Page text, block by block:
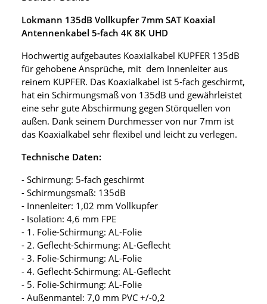
Lokmann 135dB Vollkupfer 7mm SAT Koaxial
Antennenkabel 5-fach 4K 8K UHD
Hochwertig aufgebautes Koaxialkabel KUPFER 135dB
für gehobene Ansprüche, mit dem Innenleiter aus
reinem KUPFER. Das Koaxialkabel ist 5-fach geschirmt,
hat ein Schirmungsmaß von 135dB und gewährleistet
eine sehr gute Abschirmung gegen Störquellen von
außen. Dank seinem Durchmesser von nur 7mm ist
das Koaxialkabel sehr flexibel und leicht zu verlegen.
Technische Daten:
- Schirmung: 5-fach geschirmt
- Schirmungsmaß: 135dB
- Innenleiter: 1,02 mm Vollkupfer
- Isolation: 4,6 mm FPE
- 1. Folie-Schirmung: AL-Folie
- 2. Geflecht-Schirmung: AL-Geflecht
- 3. Folie-Schirmung: AL-Folie
- 4. Geflecht-Schirmung: AL-Geflecht
- 5. Folie-Schirmung: AL-Folie
- Außenmantel: 7,0 mm PVC +/-0,2